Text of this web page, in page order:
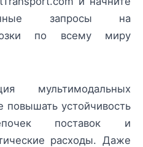
запросы на
по всему миру
мультимодальных
повышать устойчивость
поставок и
расходы. Даже